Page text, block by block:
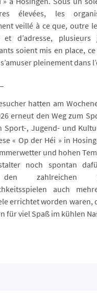
élevées, les
veillé à ce que, outre
et d’adresse,
soient mis en place,
pleinement dans
hatten am
erneut den Weg zum
Sport-, Jugend- und
« Op der Héi » in
und hohen
noch spontan
zahlreichen
auch
errichtet worden waren,
für viel Spaß im kühlen